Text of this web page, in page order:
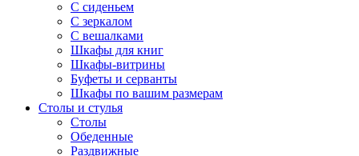
С сиденьем
С зеркалом
С вешалками
Шкафы для книг
Шкафы-витрины
Буфеты и серванты
Шкафы по вашим размерам
Столы и стулья
Столы
Обеденные
Раздвижные